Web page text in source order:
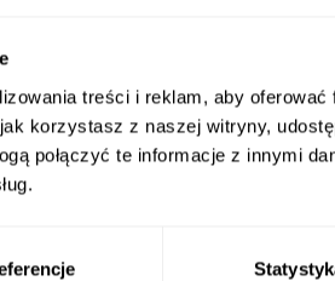
treści i reklam, aby oferować
korzystasz z naszej witryny,
połączyć te informacje z innymi